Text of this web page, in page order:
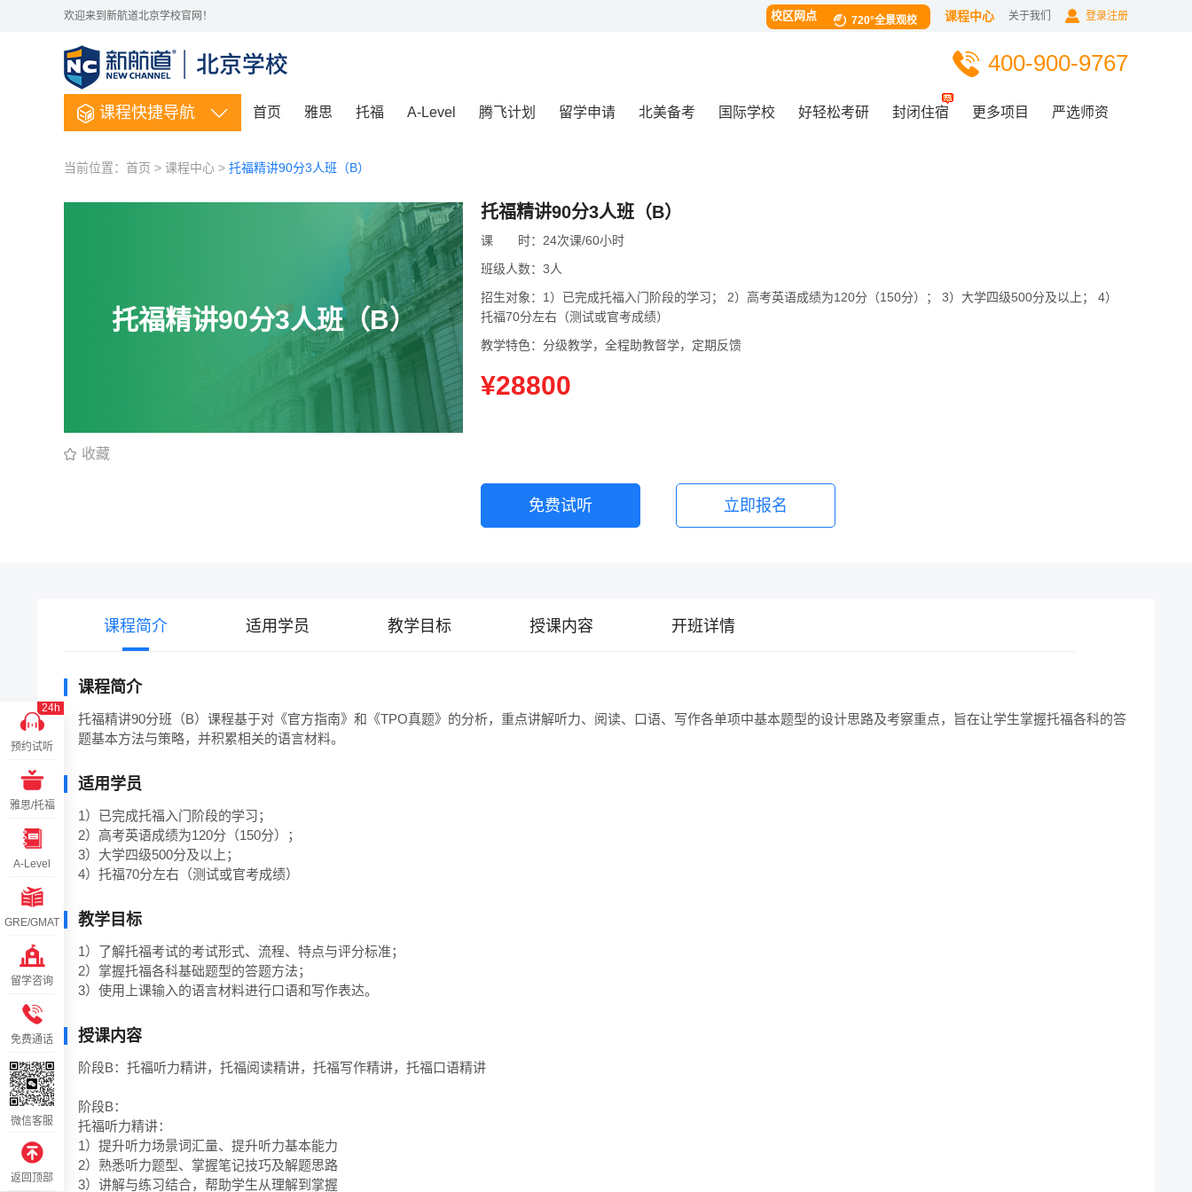
欢迎来到新航道北京学校官网！ 登录注册
关于我们
课程中心
校区网点 720°全景观校
400-900-9767
课程快捷导航 首页 雅思 托福 A-Level 腾飞计划 留学申请 北美备考 国际学校 好轻松考研 封闭住宿 更多项目 严选师资
当前位置： 首页 > 课程中心 > 托福精讲90分3人班（B）
托福精讲90分3人班（B）
收藏
托福精讲90分3人班（B）
课 时： 24次课/60小时
班级人数： 3人
招生对象： 1）已完成托福入门阶段的学习； 2）高考英语成绩为120分（150分）； 3）大学四级500分及以上； 4）
托福70分左右（测试或官考成绩）
教学特色： 分级教学，全程助教督学，定期反馈
¥28800
免费试听 立即报名
课程简介 适用学员 教学目标 授课内容 开班详情
课程简介
托福精讲90分班（B）课程基于对《官方指南》和《TPO真题》的分析，重点讲解听力、阅读、口语、写作各单项中基本题型的设计思路及考察重点，旨在让学生掌握托福各科的答
题基本方法与策略，并积累相关的语言材料。
适用学员
1）已完成托福入门阶段的学习；
2）高考英语成绩为120分（150分）；
3）大学四级500分及以上；
4）托福70分左右（测试或官考成绩）
教学目标
1）了解托福考试的考试形式、流程、特点与评分标准；
2）掌握托福各科基础题型的答题方法；
3）使用上课输入的语言材料进行口语和写作表达。
授课内容
阶段B：托福听力精讲，托福阅读精讲，托福写作精讲，托福口语精讲
阶段B：
托福听力精讲：
1）提升听力场景词汇量、提升听力基本能力
2）熟悉听力题型、掌握笔记技巧及解题思路
3）讲解与练习结合，帮助学生从理解到掌握
24h
预约试听
雅思/托福
A-Level
GRE/GMAT
留学咨询
免费通话
微信客服
返回顶部